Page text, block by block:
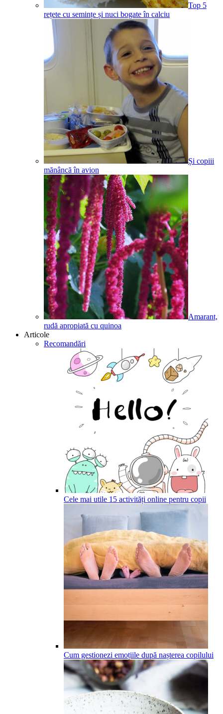
Top 5
rețete cu semințe și nuci bogate în calciu
Și copiii
mănâncă în avion
Amarant,
rudă apropiată cu quinoa
Articole
Recomandări
Cele mai utile 15 activități online pentru copii
Cum gestionezi emoțiile după nașterea copilului